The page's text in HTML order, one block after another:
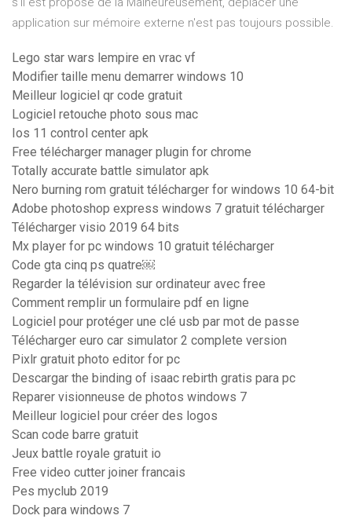
application sur mémoire externe n'est pas toujours possible.
Lego star wars lempire en vrac vf
Modifier taille menu demarrer windows 10
Meilleur logiciel qr code gratuit
Logiciel retouche photo sous mac
Ios 11 control center apk
Free télécharger manager plugin for chrome
Totally accurate battle simulator apk
Nero burning rom gratuit télécharger for windows 10 64-bit
Adobe photoshop express windows 7 gratuit télécharger
Télécharger visio 2019 64 bits
Mx player for pc windows 10 gratuit télécharger
Code gta cinq ps quatre￼
Regarder la télévision sur ordinateur avec free
Comment remplir un formulaire pdf en ligne
Logiciel pour protéger une clé usb par mot de passe
Télécharger euro car simulator 2 complete version
Pixlr gratuit photo editor for pc
Descargar the binding of isaac rebirth gratis para pc
Reparer visionneuse de photos windows 7
Meilleur logiciel pour créer des logos
Scan code barre gratuit
Jeux battle royale gratuit io
Free video cutter joiner francais
Pes myclub 2019
Dock para windows 7